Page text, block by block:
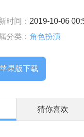
时间： 2019-10-06
分类： 角色扮演
苹果版下载
猜你喜欢